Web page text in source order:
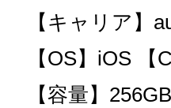
【キャリア】
【OS】iOS 【
【容量】